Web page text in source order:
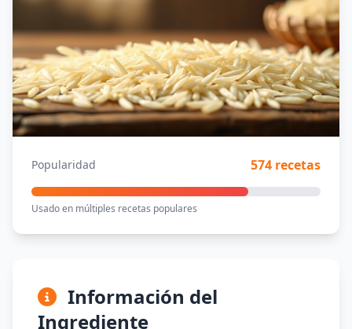
Popularidad 574 recetas
Usado en múltiples recetas populares
Información del
Ingrediente